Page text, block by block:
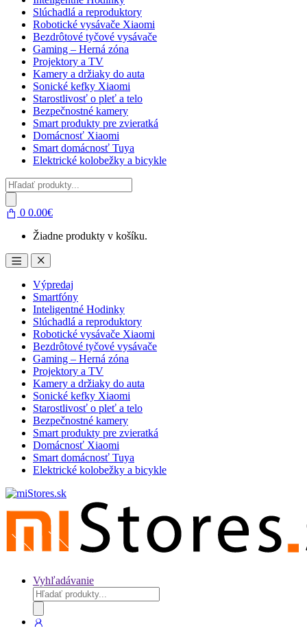
Slúchadlá a reproduktory
Robotické vysávače Xiaomi
Bezdrôtové tyčové vysávače
Gaming – Herná zóna
Projektory a TV
Kamery a držiaky do auta
Sonické kefky Xiaomi
Starostlivosť o pleť a telo
Bezpečnostné kamery
Smart produkty pre zvieratká
Domácnosť Xiaomi
Smart domácnosť Tuya
Elektrické kolobežky a bicykle
Products
search
0 0.00€
Žiadne produkty v košíku.
Open Close
Výpredaj
Smartfóny
Inteligentné Hodinky
Slúchadlá a reproduktory
Robotické vysávače Xiaomi
Bezdrôtové tyčové vysávače
Gaming – Herná zóna
Projektory a TV
Kamery a držiaky do auta
Sonické kefky Xiaomi
Starostlivosť o pleť a telo
Bezpečnostné kamery
Smart produkty pre zvieratká
Domácnosť Xiaomi
Smart domácnosť Tuya
Elektrické kolobežky a bicykle
Vyhľadávanie
Products
search